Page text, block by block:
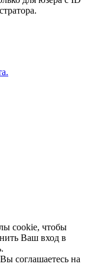
cookie, чтобы
Ваш вход в
соглашаетесь на